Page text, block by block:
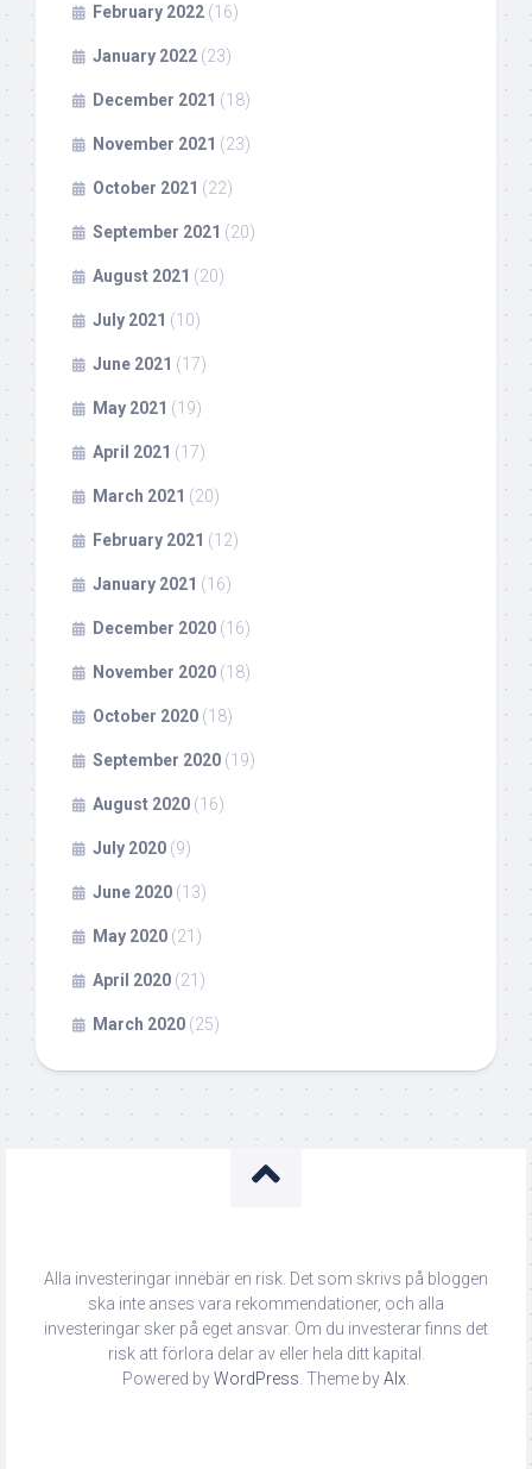
February 2022 (16)
January 2022 (23)
December 2021 (18)
November 2021 (23)
October 2021 (22)
September 2021 (20)
August 2021 (20)
July 2021 (10)
June 2021 (17)
May 2021 (19)
April 2021 (17)
March 2021 (20)
February 2021 (12)
January 2021 (16)
December 2020 (16)
November 2020 (18)
October 2020 (18)
September 2020 (19)
August 2020 (16)
July 2020 (9)
June 2020 (13)
May 2020 (21)
April 2020 (21)
March 2020 (25)
Alla investeringar innebär en risk. Det som skrivs på bloggen
ska inte anses vara rekommendationer, och alla
investeringar sker på eget ansvar. Om du investerar finns det
risk att förlora delar av eller hela ditt kapital.
Powered byWordPress . Theme byAlx